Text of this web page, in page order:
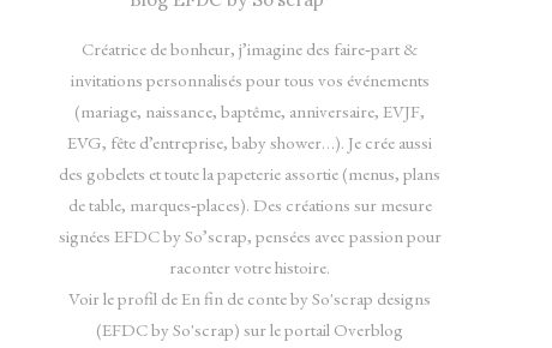
Créatrice de bonheur, j’imagine des faire‑part &
invitations personnalisés pour tous vos événements
(mariage, naissance, baptême, anniversaire, EVJF,
EVG, fête d’entreprise, baby shower…). Je crée aussi
des gobelets et toute la papeterie assortie (menus, plans
de table, marques‑places). Des créations sur mesure
signées EFDC by So’scrap, pensées avec passion pour
raconter votre histoire.
Voir le profil deEn fin de conte by So'scrap designs
(EFDC by So'scrap) sur le portail Overblog